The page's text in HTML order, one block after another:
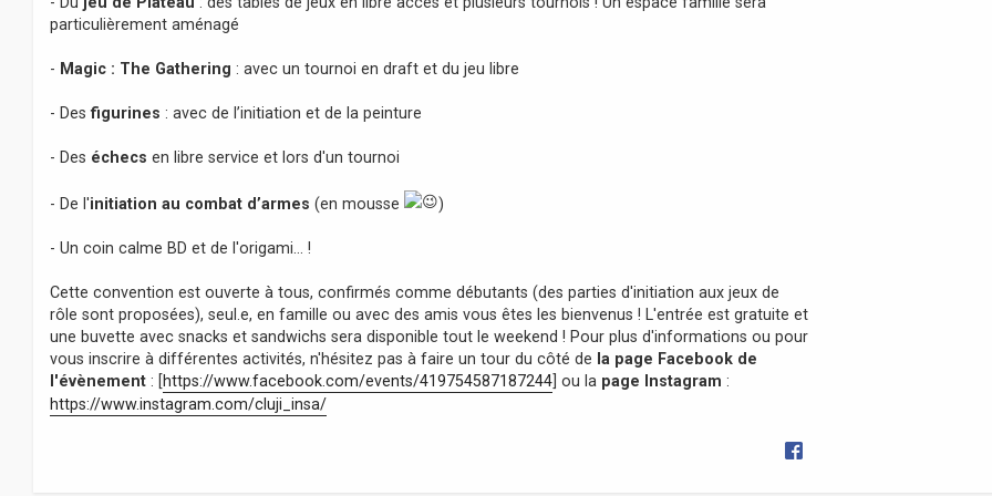
particulièrement aménagé
- Magic : The Gathering : avec un tournoi en draft et du jeu libre
- Desfigurines : avec de l’initiation et de la peinture
- Des échecs en libre service et lors d'un tournoi
- De l'initiation au combat d’armes (en mousse )
- Un coin calme BD et de l'origami… !
Cette convention est ouverte à tous, confirmés comme débutants (des parties d'initiation aux jeux de
rôle sont proposées), seul.e, en famille ou avec des amis vous êtes les bienvenus ! L'entrée est gratuite et
une buvette avec snacks et sandwichs sera disponible tout le weekend ! Pour plus d'informations ou pour
vous inscrire à différentes activités, n'hésitez pas à faire un tour du côté de la page Facebook de
l'évènement : [https://www.facebook.com/events/419754587187244] ou la page Instagram :
https://www.instagram.com/cluji_insa/